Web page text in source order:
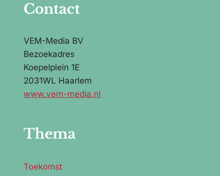
Contact
VEM-Media BV
Bezoekadres
Koepelplein 1E
2031WL Haarlem
www.vem-media.nl
Thema
Toekomst